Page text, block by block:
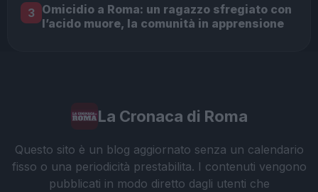
3 Omicidio a Roma: un ragazzo sfregiato con
l’acido muore, la comunità in apprensione
La Cronaca di Roma
Questo sito è un blog aggiornato senza un calendario
fisso o una periodicità prestabilita. I contenuti vengono
pubblicati in modo diretto dagli utenti che